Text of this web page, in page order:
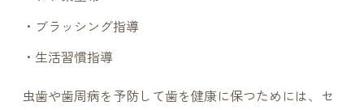
・ブラッシング指導
・生活習慣指導
虫歯や歯周病を予防して歯を健康に保つためには、セ